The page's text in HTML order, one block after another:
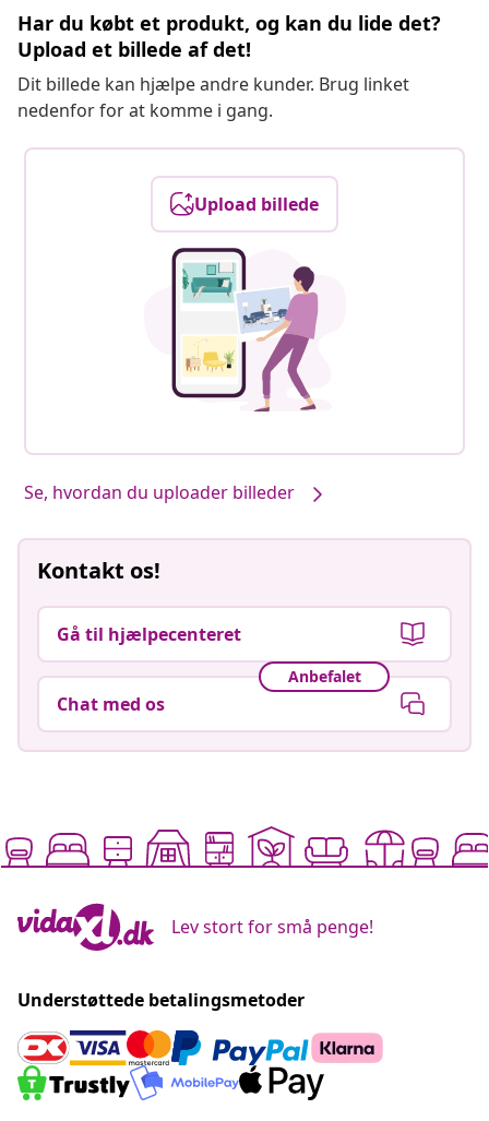
Har du købt et produkt, og kan du lide det?
Upload et billede af det!
Dit billede kan hjælpe andre kunder. Brug linket
nedenfor for at komme i gang.
Upload billede
Se, hvordan du uploader billeder
Kontakt os!
Gå til hjælpecenteret
Anbefalet
Chat med os
Lev stort for små penge!
Understøttede betalingsmetoder